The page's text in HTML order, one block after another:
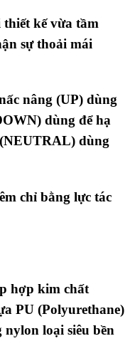
kế vừa tầm
sự thoải mái
nâng (UP) dùng
dùng để hạ
dùng
chỉ bằng lực tác
hợp kim chất
PU (Polyurethane)
loại siêu bền